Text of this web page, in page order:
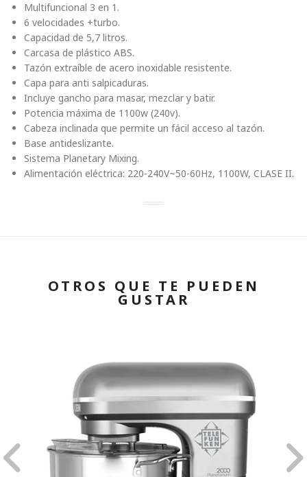
Multifuncional 3 en 1.
6 velocidades +turbo.
Capacidad de 5,7 litros.
Carcasa de plástico ABS.
Tazón extraíble de acero inoxidable resistente.
Capa para anti salpicaduras.
Incluye gancho para masar, mezclar y batir.
Potencia máxima de 1100w (240v).
Cabeza inclinada que permite un fácil acceso al tazón.
Base antideslizante.
Sistema Planetary Mixing.
Alimentación eléctrica: 220-240V~50-60Hz, 1100W, CLASE II.
OTROS QUE TE PUEDEN
GUSTAR